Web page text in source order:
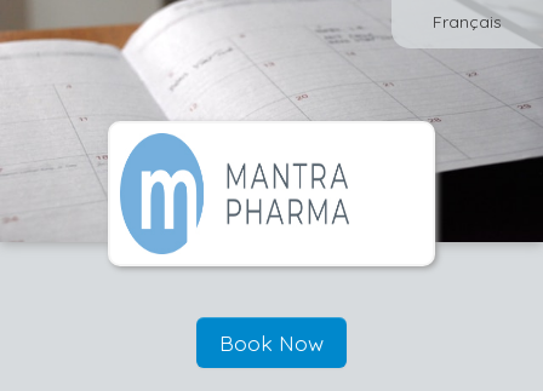
Français
Book Now